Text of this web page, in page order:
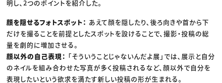
明し、2つのポイントを紹介した。
顔を隠せるフォトスポット： あえて顔を隠したり、後ろ向きや首から下
だけを撮ることを前提としたスポットを設けることで、撮影・投稿の総
量を劇的に増加させる。
顔以外の自己表現： 「そういうことじゃないんだよ展」では、展示と自分
のネイルを組み合わせた写真が多く投稿されるなど、顔以外で自分を
表現したいという欲求を満たす新しい投稿の形が生まれる。